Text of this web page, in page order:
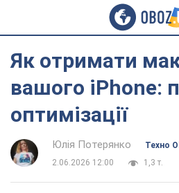
Як отримати
вашого iPhone:
оптимізації
Юлія Потерянко
Техно
2.06.2026 12:00
1,3 т.